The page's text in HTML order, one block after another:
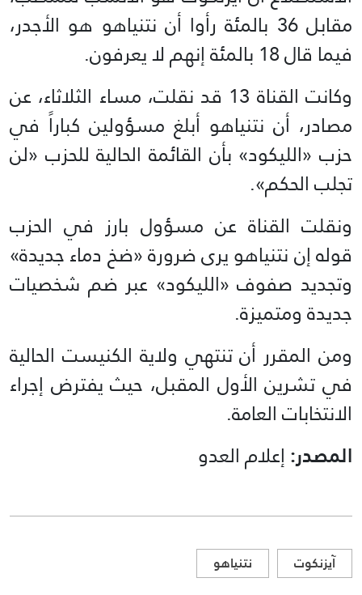
مقابل 36 بالمئة رأوا أن نتنياهو هو الأجدر،
فيما قال 18 بالمئة إنهم لا يعرفون.
وكانت القناة 13 قد نقلت، مساء الثلاثاء، عن
مصادر، أن نتنياهو أبلغ مسؤولين كباراً في
حزب «الليكود» بأن القائمة الحالية للحزب «لن
تجلب الحكم».
ونقلت القناة عن مسؤول بارز في الحزب
قوله إن نتنياهو يرى ضرورة «ضخ دماء جديدة»
وتجديد صفوف «الليكود» عبر ضم شخصيات
جديدة ومتميزة.
ومن المقرر أن تنتهي ولاية الكنيست الحالية
في تشرين الأول المقبل، حيث يفترض إجراء
الانتخابات العامة.
المصدر:إعلام العدو
آيزنكوت نتنياهو